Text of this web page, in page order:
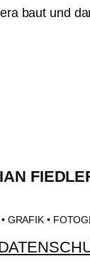
baut und
GRAFIK •